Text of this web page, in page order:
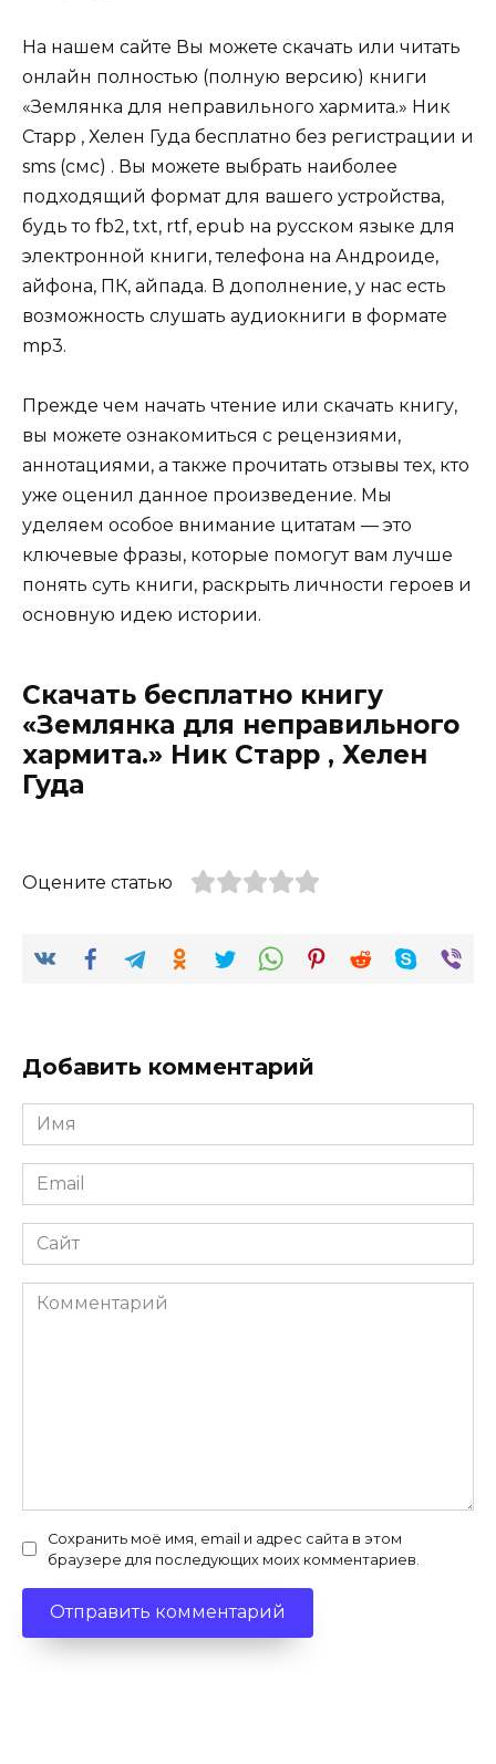
На нашем сайте Вы можете скачать или читать
онлайн полностью (полную версию) книги
«Землянка для неправильного хармита.» Ник
Старр , Хелен Гуда бесплатно без регистрации и
sms (смс) . Вы можете выбрать наиболее
подходящий формат для вашего устройства,
будь то fb2, txt, rtf, epub на русском языке для
электронной книги, телефона на Андроиде,
айфона, ПК, айпада. В дополнение, у нас есть
возможность слушать аудиокниги в формате
mp3.
Прежде чем начать чтение или скачать книгу,
вы можете ознакомиться с рецензиями,
аннотациями, а также прочитать отзывы тех, кто
уже оценил данное произведение. Мы
уделяем особое внимание цитатам — это
ключевые фразы, которые помогут вам лучше
понять суть книги, раскрыть личности героев и
основную идею истории.
Скачать бесплатно книгу
«Землянка для неправильного
хармита.» Ник Старр , Хелен
Гуда
Оцените статью
Добавить комментарий
Имя
*
Email
*
Сайт
Комментарий
Сохранить моё имя, email и адрес сайта в этом
браузере для последующих моих комментариев.